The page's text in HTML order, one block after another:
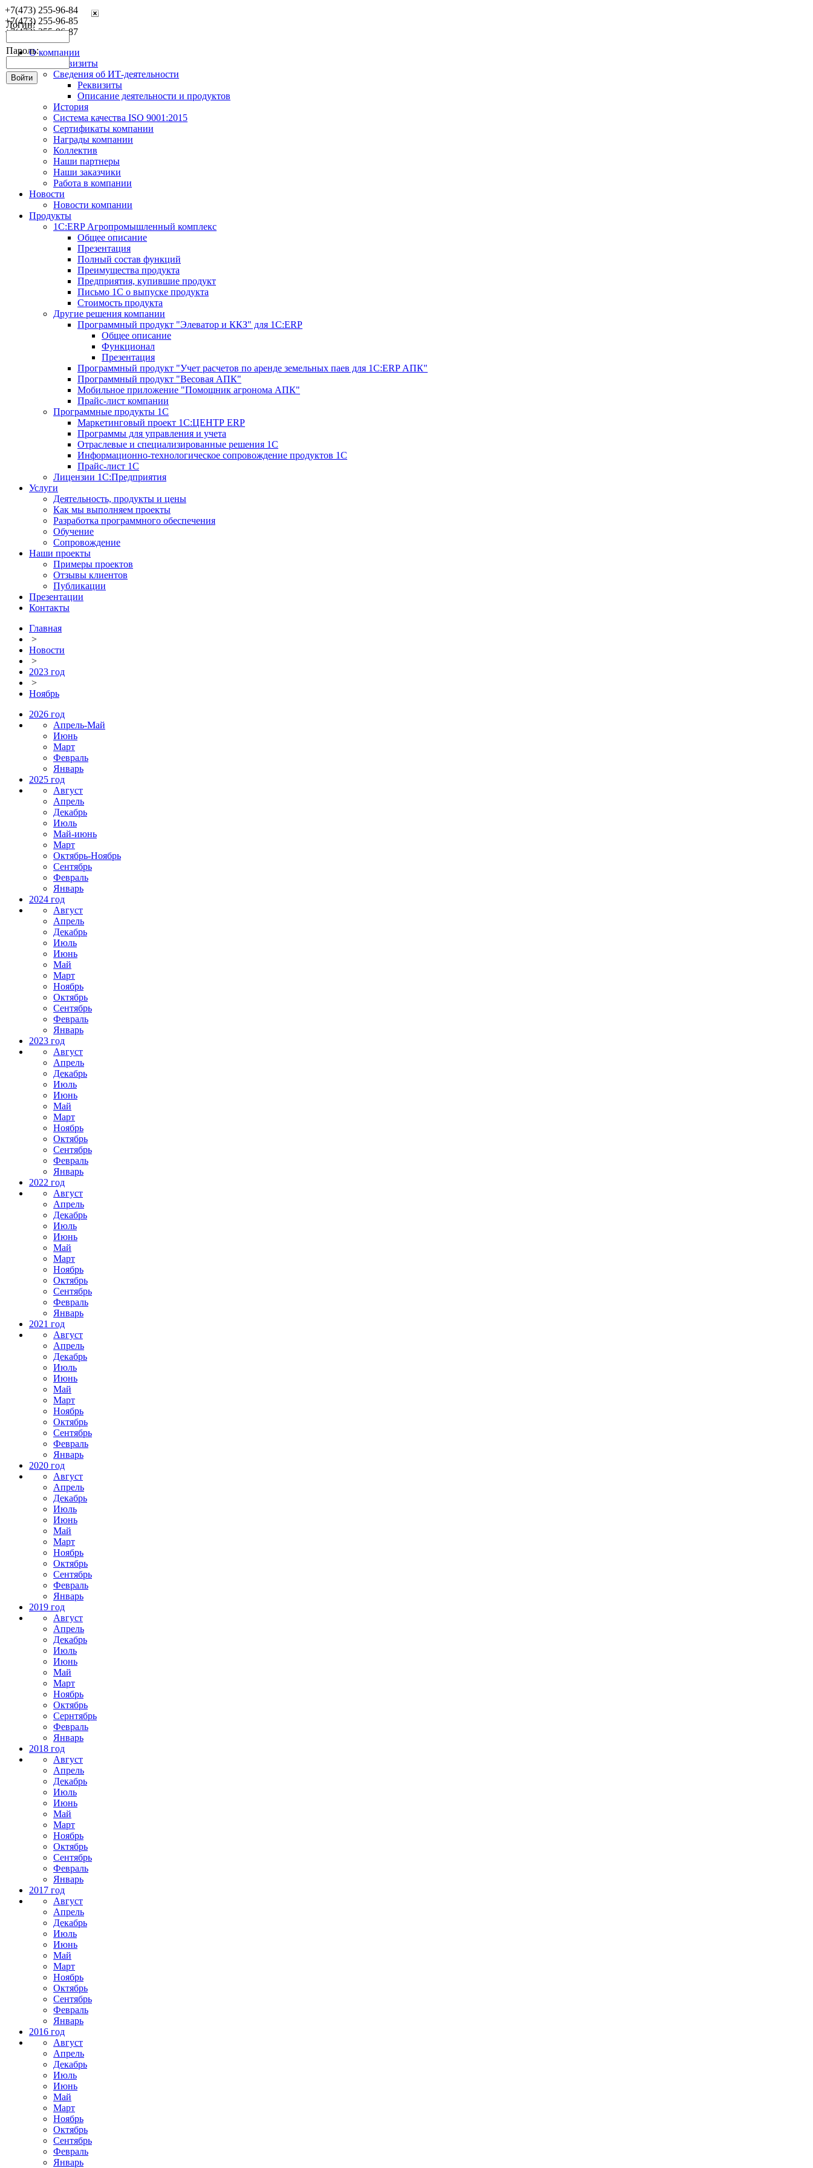
Логин:
Пароль:
+7(473) 255-96-84
+7(473) 255-96-85
+7(473) 255-96-87
О компании
Реквизиты
Сведения об ИТ-деятельности
Реквизиты
Описание деятельности и продуктов
История
Система качества ISO 9001:2015
Сертификаты компании
Награды компании
Коллектив
Наши партнеры
Наши заказчики
Работа в компании
Новости
Новости компании
Продукты
1С:ERP Агропромышленный комплекс
Общее описание
Презентация
Полный состав функций
Преимущества продукта
Предприятия, купившие продукт
Письмо 1С о выпуске продукта
Стоимость продукта
Другие решения компании
Программный продукт "Элеватор и ККЗ" для 1С:ERP
Общее описание
Функционал
Презентация
Программный продукт "Учет расчетов по аренде земельных паев для 1С:ERP АПК"
Программный продукт "Весовая АПК"
Мобильное приложение "Помощник агронома АПК"
Прайс-лист компании
Программные продукты 1С
Маркетинговый проект 1С:ЦЕНТР ERP
Программы для управления и учета
Отраслевые и специализированные решения 1С
Информационно-технологическое сопровождение продуктов 1С
Прайс-лист 1С
Лицензии 1С:Предприятия
Услуги
Деятельность, продукты и цены
Как мы выполняем проекты
Разработка программного обеспечения
Обучение
Сопровождение
Наши проекты
Примеры проектов
Отзывы клиентов
Публикации
Презентации
Контакты
Главная
>
Новости
>
2023 год
>
Ноябрь
2026 год
Апрель-Май
Июнь
Март
Февраль
Январь
2025 год
Август
Апрель
Декабрь
Июль
Май-июнь
Март
Октябрь-Ноябрь
Сентябрь
Февраль
Январь
2024 год
Август
Апрель
Декабрь
Июль
Июнь
Май
Март
Ноябрь
Октябрь
Сентябрь
Февраль
Январь
2023 год
Август
Апрель
Декабрь
Июль
Июнь
Май
Март
Ноябрь
Октябрь
Сентябрь
Февраль
Январь
2022 год
Август
Апрель
Декабрь
Июль
Июнь
Май
Март
Ноябрь
Октябрь
Сентябрь
Февраль
Январь
2021 год
Август
Апрель
Декабрь
Июль
Июнь
Май
Март
Ноябрь
Октябрь
Сентябрь
Февраль
Январь
2020 год
Август
Апрель
Декабрь
Июль
Июнь
Май
Март
Ноябрь
Октябрь
Сентябрь
Февраль
Январь
2019 год
Август
Апрель
Декабрь
Июль
Июнь
Май
Март
Ноябрь
Октябрь
Сернтябрь
Февраль
Январь
2018 год
Август
Апрель
Декабрь
Июль
Июнь
Май
Март
Ноябрь
Октябрь
Сентябрь
Февраль
Январь
2017 год
Август
Апрель
Декабрь
Июль
Июнь
Май
Март
Ноябрь
Октябрь
Сентябрь
Февраль
Январь
2016 год
Август
Апрель
Декабрь
Июль
Июнь
Май
Март
Ноябрь
Октябрь
Сентябрь
Февраль
Январь